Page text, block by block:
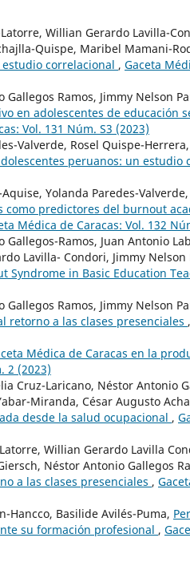
Willian Gerardo Lavilla-
Quispe, Maribel Mamani-
correlacional , Gaceta
Ramos, Jimmy Nelson
en adolescentes de educación
Vol. 131 Núm. S3 (2023)
Valverde, Rosel Quispe-Herrera,
peruanos: un estudio
Yolanda Paredes-
como predictores del burnout
Médica de Caracas: Vol. 132
Ramos, Juan Antonio
Lavilla- Condori, Jimmy Nelson
Syndrome in Basic Education
Ramos, Jimmy Nelson
retorno a las clases presenciales ,
Médica de Caracas en la
2 (2023)
Cruz-Laricano, Néstor Antonio
Miranda, César Augusto
desde la salud ocupacional ,
Willian Gerardo Lavilla
Néstor Antonio Gallegos
a las clases presenciales ,
Hancco, Basilide Avilés-Puma,
su formación profesional ,